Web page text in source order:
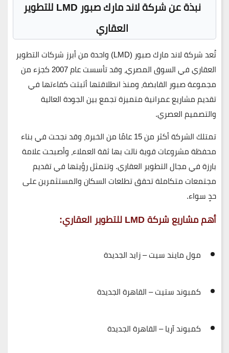
نبذة عن شركة لاند مارك صبور LMD للتطوير
العقاري
تُعدشركة لاند مارك صبور (LMD)
واحدة من أبرز شركات التطوير
العقاري في السوق المصري، وقد تأسست عام 2007 كجزء من
مجموعةصبور القابضة، ومنذ انطلاقتها أثبتت كفاءتها في
تقديم مشاريع عمرانية متميزة تجمع بين الجودة العالية
والتصميم العصري.
تمتلك الشركة أكثر من15 عامًا من الخبرة
، وقد نجحت في بناء
محفظة مشروعات قوية نالت بها ثقة العملاء، وأصبحت علامة
بارزة في مجال التطوير العقاري. وتتمثل رؤيتها في تقديم
مجتمعات متكاملة تحقق تطلعات السكان والمستثمرين على
حدٍ سواء.
أهم مشاريع شركة LMD للتطوير العقاري:
مول مايند سيت – زايد الجديدة
كمبوند ستيت – القاهرة الجديدة
كمبوند آريا – القاهرة الجديدة